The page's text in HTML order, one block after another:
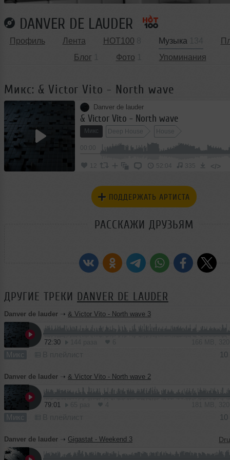
DANVER DE LAUDER
Профиль Лента HOT100 Музыка
Блог
Фото Упоминания
Микс: & Victor Vito - North wave
Danver de lauder
& Victor Vito - North wave
Микс Deep House House
12 52:04 335 </>
ПОДДЕРЖАТЬ АРТИСТА
РАССКАЖИ ДРУЗЬЯМ
ДРУГИЕ ТРЕКИ DANVER DE LAUDER
Danver de lauder ➝ & Victor Vito - North wave 3
72:30
Микс 10
Danver de lauder ➝ & Victor Vito - North wave 2
79:01
Микс 10
Danver de lauder ➝ Gigastat - Weekend 3